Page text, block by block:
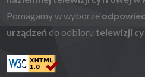
Pomagamy w wyborze
urządzeń do odbioru telewizji